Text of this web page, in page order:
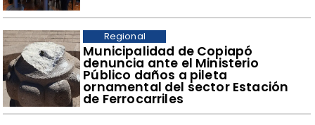
Municipalidad de Copiapó
denuncia ante el Ministerio
Público daños a pileta
ornamental del sector Estación
de Ferrocarriles
Regional